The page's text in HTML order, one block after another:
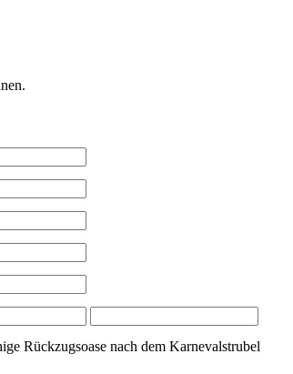
Rückzugsoase nach dem Karnevalstrubel
gesendet.